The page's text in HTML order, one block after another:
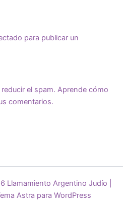
para publicar un
el spam. Aprende cómo
comentarios.
Argentino Judío |
Astra para WordPress